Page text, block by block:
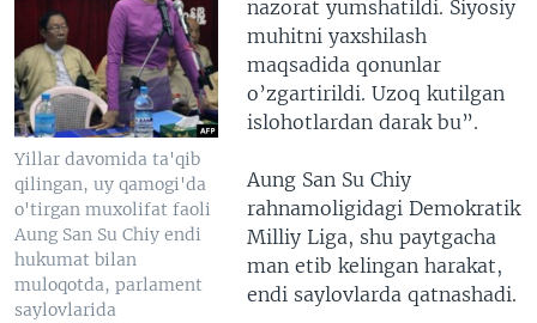
Yillar davomida ta'qib
qilingan, uy qamogi'da
o'tirgan muxolifat faoli
Aung San Su Chiy endi
hukumat bilan
muloqotda, parlament
saylovlarida
nazorat yumshatildi. Siyosiy
muhitni yaxshilash
maqsadida qonunlar
o’zgartirildi. Uzoq kutilgan
islohotlardan darak bu”.
Aung San Su Chiy
rahnamoligidagi Demokratik
Milliy Liga, shu paytgacha
man etib kelingan harakat,
endi saylovlarda qatnashadi.